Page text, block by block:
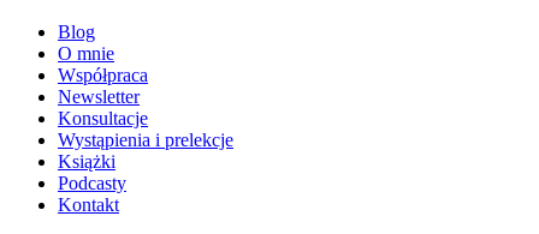
Blog
O mnie
Współpraca
Newsletter
Konsultacje
Wystąpienia i prelekcje
Książki
Podcasty
Kontakt